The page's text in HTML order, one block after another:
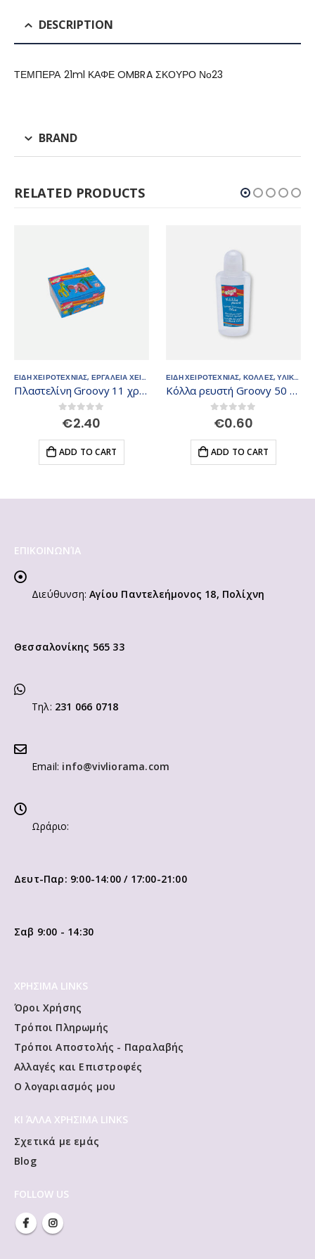
DESCRIPTION
ΤΕΜΠΕΡΑ 21ml ΚΑΦΕ OMBRA ΣΚΟΥΡΟ Νο23
BRAND
RELATED PRODUCTS
ΕΙΔΗ ΧΕΙΡΟΤΕΧΝΙΑΣ, ΕΡΓΑΛΕΙΑ ΧΕΙΡΟΤΕΧΝΙΑΣ ,ΠΛΑΣΤΕΛΙΝΗ,ΥΛΙΚΑ ΧΕΙΡΟΤΕΧΝΙΑΣ
Πλαστελίνη Groovy 11 χρωμάτων 0.66.001
out of 5
€2.40
ADD TO CART
ΕΙΔΗ ΧΕΙΡΟΤΕΧΝΙΑΣ, ΚΟΛΛΕΣ,ΥΛΙΚΑ ΧΕΙΡΟΤΕΧΝΙΑΣ
Κόλλα ρευστή Groovy 50 ml με σφουγγάρι
out of 5
€0.60
ADD TO CART
ΕΠΙΚΟΙΝΩΝΊΑ
Διεύθυνση: Αγίου Παντελεήμονος 18, Πολίχνη
Θεσσαλονίκης 565 33
Τηλ: 231 066 0718
Email: info@vivliorama.com
Ωράριο:
Δευτ-Παρ: 9:00-14:00 / 17:00-21:00
Σαβ 9:00 - 14:30
ΧΡΗΣΙΜΑ LINKS
Όροι Χρήσης
Τρόποι Πληρωμής
Τρόποι Αποστολής - Παραλαβής
Αλλαγές και Επιστροφές
Ο λογαριασμός μου
ΚΙ ΆΛΛΑ ΧΡΗΣΙΜΑ LINKS
Σχετικά με εμάς
Blog
FOLLOW US